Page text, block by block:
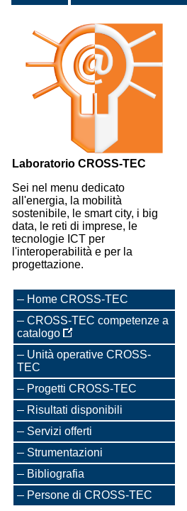
Laboratorio CROSS-TEC
Sei nel menu dedicato
all'energia, la mobilità
sostenibile, le smart city, i big
data, le reti di imprese, le
tecnologie ICT per
l'interoperabilità e per la
progettazione.
Home CROSS-TEC
CROSS-TEC competenze a
catalogo
Unità operative CROSS-
TEC
Progetti CROSS-TEC
Risultati disponibili
Servizi offerti
Strumentazioni
Bibliografia
Persone di CROSS-TEC